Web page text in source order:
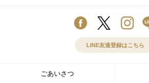
LINE友達登録はこちら
ごあいさつ